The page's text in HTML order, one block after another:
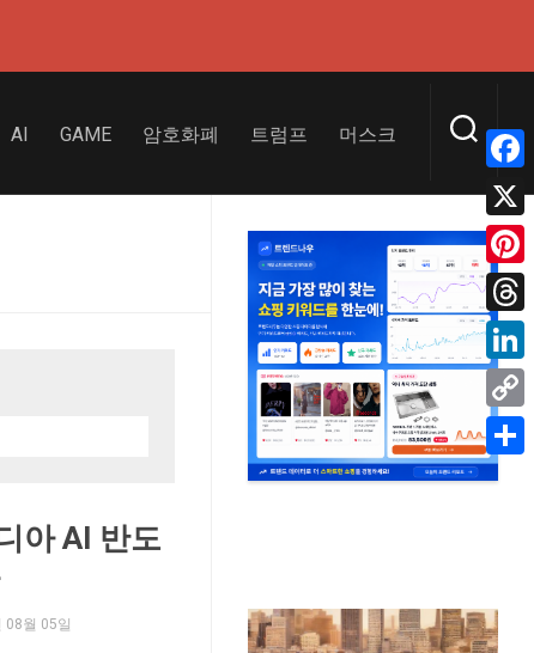
AI GAME 암호화폐 트럼프 머스크
아 AI 반도
08월 05일
X
Copy
Link